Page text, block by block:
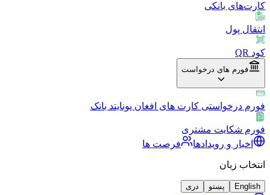
کارت‌های بانکی
انتقال پول
کود QR
فورم های درخواست
فورم درخواستی کارت های افغان یونایتد بانک
فورم شکایت مشتری
اخبار و رویدادها
فرصت ها
انتخاب زبان
English پښتو دری